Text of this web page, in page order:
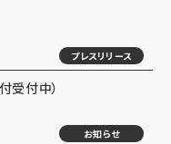
プレスリリース
受付中）
お知らせ